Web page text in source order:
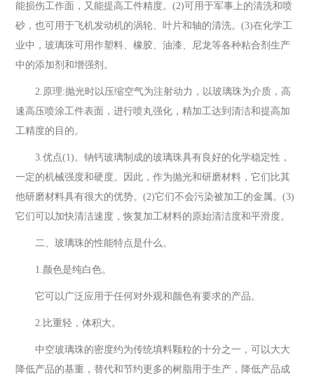
能损伤工作面，又能提高工件精度。(2)可用于军事上的清洗和喷
砂，也可用于飞机发动机的涡轮、叶片和轴的清洗。(3)在化学工
业中，玻璃珠可用作塑料、橡胶、油漆、尼龙等各种粘合剂生产
中的添加剂和增强剂。
2.原理:抛光时以压缩空气为注射动力，以玻璃珠为介质，高
速高压喷涂工件表面，进行喷丸强化，精加工达到清洁和提高加
工精度的目的。
3.优点(1)。钠钙玻璃制成的玻璃珠具有良好的化学稳定性，
一定的机械强度和硬度。因此，作为抛光和研磨材料，它们比其
他研磨材料具有很大的优势。(2)它们不会污染被加工的金属。(3)
它们可以加快清洁速度，恢复加工材料的原始清洁度和平滑度。
二、玻璃珠的性能特点是什么。
1.颜色是纯白色。
它可以广泛应用于任何对外观和颜色有要求的产品。
2.比重轻，体积大。
中空玻璃珠的密度约为传统填料颗粒的十分之一，可以大大
降低产品的基重，替代和节约更多的树脂用于生产，降低产品成